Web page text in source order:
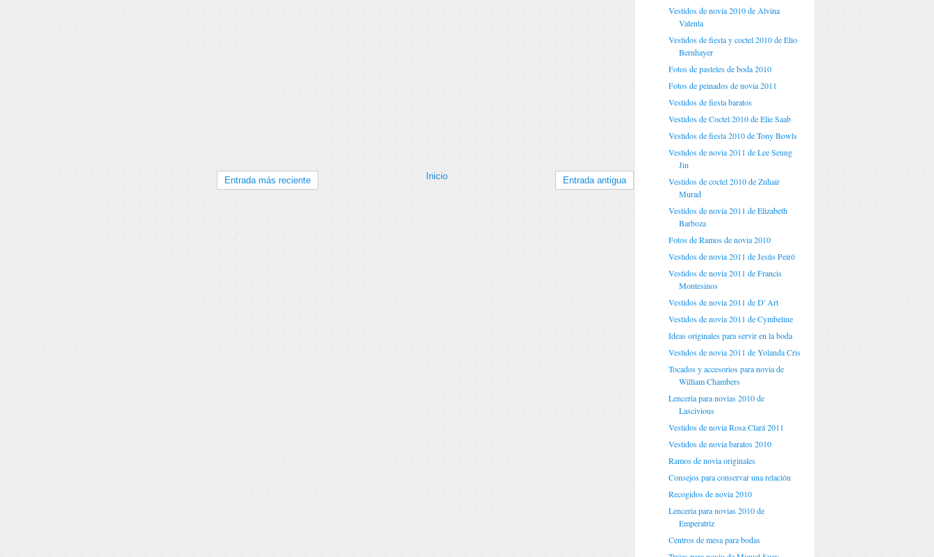
Entrada más reciente Entrada antigua
Inicio
Vestidos de novia 2010 de Alvina
Valenta
Vestidos de fiesta y coctel 2010 de Elio
Bernhayer
Fotos de pasteles de boda 2010
Fotos de peinados de novia 2011
Vestidos de fiesta baratos
Vestidos de Coctel 2010 de Elie Saab
Vestidos de fiesta 2010 de Tony Bowls
Vestidos de novia 2011 de Lee Seung
Jin
Vestidos de coctel 2010 de Zuhair
Murad
Vestidos de novia 2011 de Elizabeth
Barboza
Fotos de Ramos de novia 2010
Vestidos de novia 2011 de Jesús Peiró
Vestidos de novia 2011 de Francis
Montesinos
Vestidos de novia 2011 de D' Art
Vestidos de novia 2011 de Cymbeline
Ideas originales para servir en la boda
Vestidos de novia 2011 de Yolanda Cris
Tocados y accesorios para novia de
William Chambers
Lenceria para novias 2010 de
Lascivious
Vestidos de novia Rosa Clará 2011
Vestidos de novia baratos 2010
Ramos de novia originales
Consejos para conservar una relación
Recogidos de novia 2010
Lenceria para novias 2010 de
Emperatriz
Centros de mesa para bodas